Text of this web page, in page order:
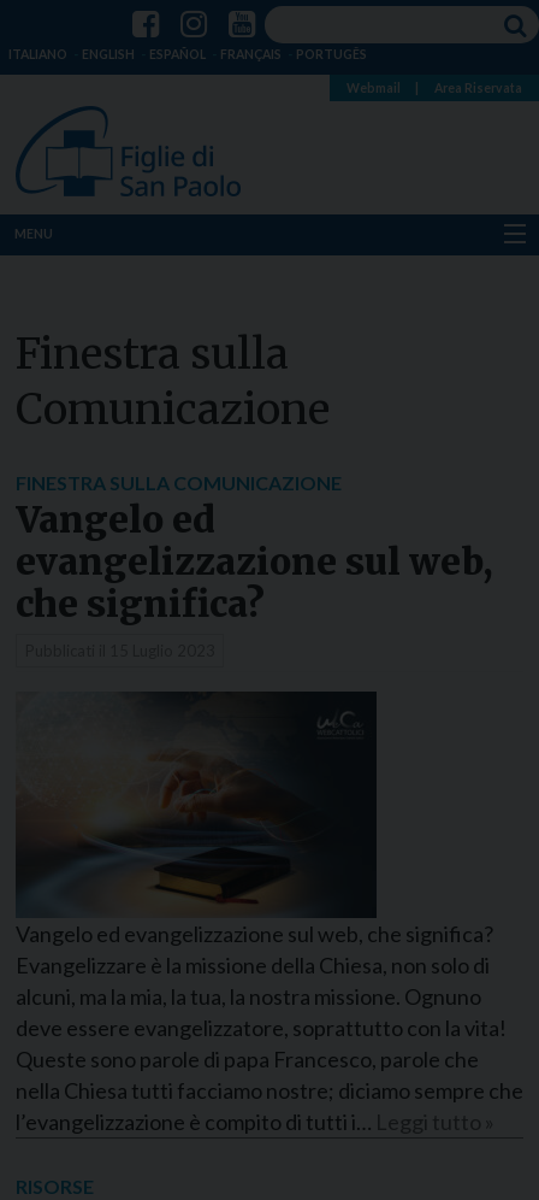
ITALIANO ENGLISH ESPAÑOL FRANÇAIS PORTUGÊS
Webmail Area Riservata
MENU
Dove siamo
Notizie
Media
Finestra sulla
Comunicazione
FINESTRA SULLA COMUNICAZIONE
Vangelo ed
evangelizzazione sul web,
che significa?
Vangelo ed evangelizzazione sul web, che significa?
Evangelizzare è la missione della Chiesa, non solo di
alcuni, ma la mia, la tua, la nostra missione. Ognuno
deve essere evangelizzatore, soprattutto con la vita!
Queste sono parole di papa Francesco, parole che
nella Chiesa tutti facciamo nostre; diciamo sempre che
l’evangelizzazione è compito di tutti i…
RISORSE